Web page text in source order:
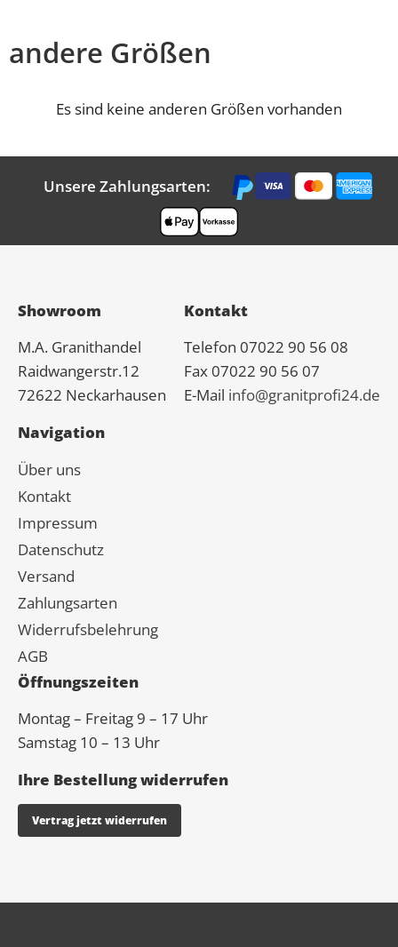
andere Größen
Es sind keine anderen Größen vorhanden
Unsere Zahlungsarten:
Showroom
M.A. Granithandel
Raidwangerstr.12
72622 Neckarhausen
Kontakt
Telefon 07022 90 56 08
Fax 07022 90 56 07
E-Mail info@granitprofi24.de
Navigation
Über uns
Kontakt
Impressum
Datenschutz
Versand
Zahlungsarten
Widerrufsbelehrung
AGB
Öffnungszeiten
Montag – Freitag 9 – 17 Uhr
Samstag 10 – 13 Uhr
Ihre Bestellung widerrufen
Vertrag jetzt widerrufen